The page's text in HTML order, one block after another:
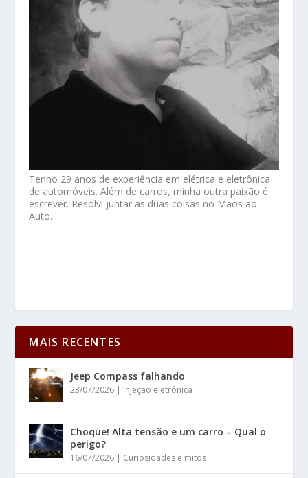
Tenho 29 anos de experiência em elétrica e eletrônica
de automóveis. Além de carros, minha outra paixão é
escrever. Resolvi juntar as duas coisas no Mãos ao
Auto.
MAIS RECENTES
Jeep Compass falhando
23/07/2026 | Injeção eletrônica
Choque! Alta tensão e um carro – Qual o
perigo?
16/07/2026 | Curiosidades e mitos